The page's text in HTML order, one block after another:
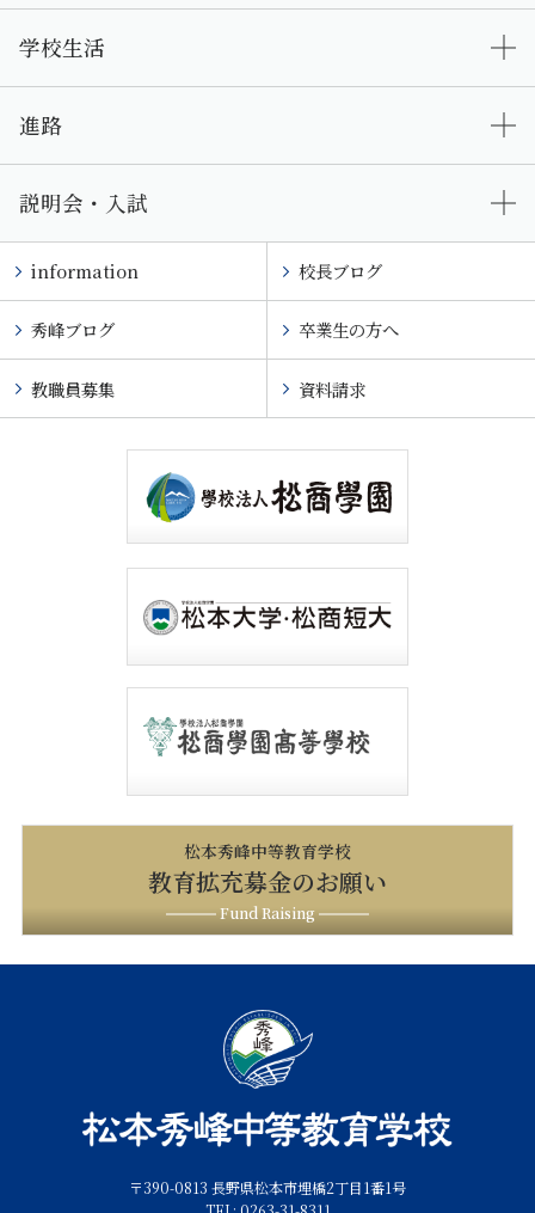
学校生活
進路
説明会・入試
information 校長ブログ
秀峰ブログ 卒業生の方へ
教職員募集 資料請求
松本秀峰中等教育学校
教育拡充募金のお願い
Fund Raising
〒390-0813 長野県松本市埋橋2丁目1番1号